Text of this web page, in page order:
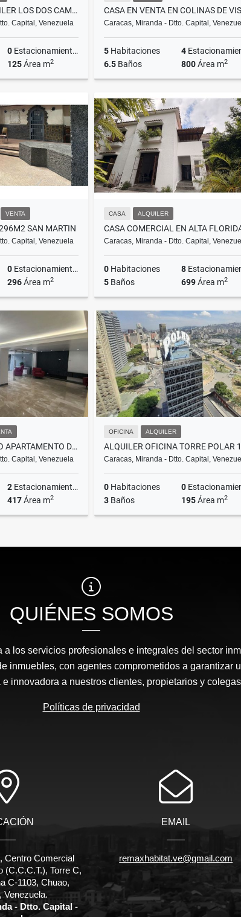
OFICINA EN ALQUILER LOS DOS CAMINOS
Capital, Venezuela
0 Estacionamientos
125Área m2
Caracas, Miranda - Dtto. Capital,
5 Habitaciones 4
6.5 Baños 800Área m2
US$330,000
VENTA
SAN MARTIN
Capital, Venezuela
0 Estacionamientos
296Área m2
CASA ALQUILER
Caracas, Miranda - Dtto. Capital,
0 Habitaciones 8
5 Baños 699Área m2
US$5,500
LA BOYERA VENDO APARTAMENTO DE LUJO RECIÉN REMODELADO (MOGO)
Capital, Venezuela
2 Estacionamientos
417Área m2
OFICINA ALQUILER
Caracas, Miranda - Dtto. Capital,
0 Habitaciones 0
3 Baños 195Área m2
US$2,340
QUIÉNES SOMOS
a los servicios profesionales e integrales del sector
inmuebles, con agentes comprometidos a garantizar
innovadora a nuestros clientes, propietarios y
Políticas de privacidad
Centro Comercial
(C.C.C.T.), Torre C,
C-1103, Chuao,
Venezuela.
- Dtto. Capital -
EMAIL
remaxhabitat.ve@gmail.com